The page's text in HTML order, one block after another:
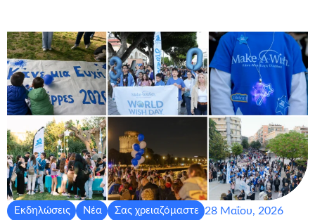
Εκδηλώσεις Νέα Σας χρειαζόμαστε 28 Μαΐου, 2026